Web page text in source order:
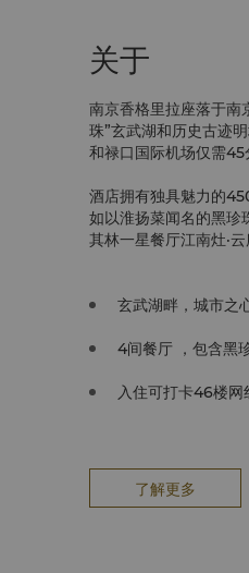
关于
南京香格里拉座落于南
珠”玄武湖和历史古迹
和禄口国际机场仅需45
酒店拥有独具魅力的
如以淮扬菜闻名的黑珍
其林一星餐厅江南灶·
第115届秋季糖酒商品
玄武湖畔，城市之
4间餐厅 ，包含黑
入住可打卡46楼网
了解更多